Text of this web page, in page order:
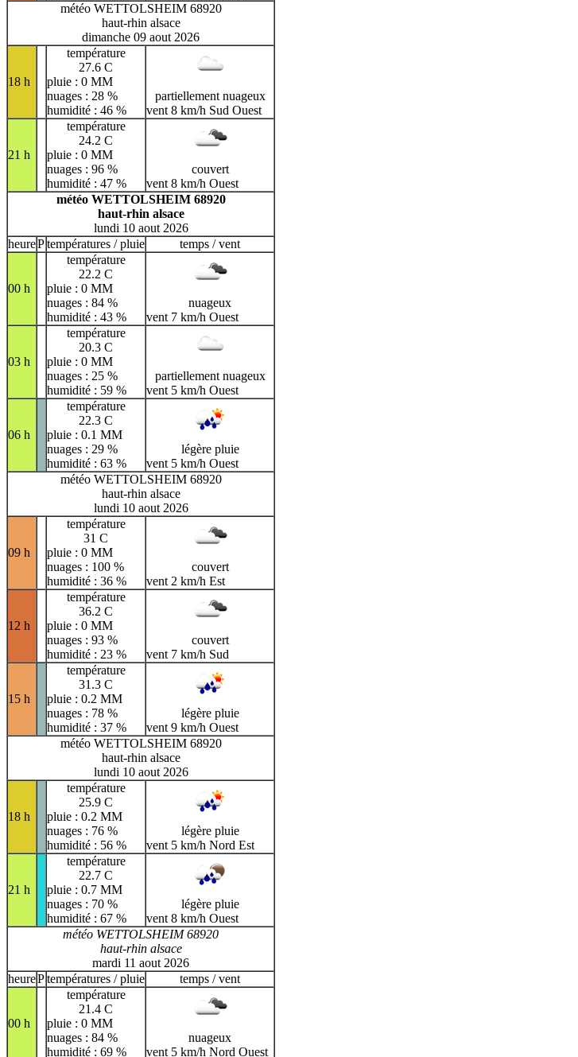
météo WETTOLSHEIM 68920
haut-rhin alsace
dimanche 09 aout 2026
18 h
température
27.6 C
pluie : 0 MM
nuages : 28 %
humidité : 46 %
partiellement nuageux
vent 8 km/h Sud Ouest
21 h
température
24.2 C
pluie : 0 MM
nuages : 96 %
humidité : 47 %
couvert
vent 8 km/h Ouest
météo WETTOLSHEIM 68920
haut-rhin alsace
lundi 10 aout 2026
heurePtempératures / pluie temps / vent
00 h
température
22.2 C
pluie : 0 MM
nuages : 84 %
humidité : 43 %
nuageux
vent 7 km/h Ouest
03 h
température
20.3 C
pluie : 0 MM
nuages : 25 %
humidité : 59 %
partiellement nuageux
vent 5 km/h Ouest
06 h
température
22.3 C
pluie : 0.1 MM
nuages : 29 %
humidité : 63 %
légère pluie
vent 5 km/h Ouest
météo WETTOLSHEIM 68920
haut-rhin alsace
lundi 10 aout 2026
09 h
température
31 C
pluie : 0 MM
nuages : 100 %
humidité : 36 %
couvert
vent 2 km/h Est
12 h
température
36.2 C
pluie : 0 MM
nuages : 93 %
humidité : 23 %
couvert
vent 7 km/h Sud
15 h
température
31.3 C
pluie : 0.2 MM
nuages : 78 %
humidité : 37 %
légère pluie
vent 9 km/h Ouest
météo WETTOLSHEIM 68920
haut-rhin alsace
lundi 10 aout 2026
18 h
température
25.9 C
pluie : 0.2 MM
nuages : 76 %
humidité : 56 %
légère pluie
vent 5 km/h Nord Est
21 h
température
22.7 C
pluie : 0.7 MM
nuages : 70 %
humidité : 67 %
légère pluie
vent 8 km/h Ouest
météo WETTOLSHEIM 68920
haut-rhin alsace
mardi 11 aout 2026
heurePtempératures / pluie temps / vent
00 h
température
21.4 C
pluie : 0 MM
nuages : 84 %
humidité : 69 %
nuageux
vent 5 km/h Nord Ouest